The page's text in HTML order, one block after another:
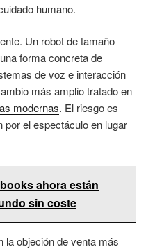
humano.
Un robot de tamaño
forma concreta de
de voz e interacción
más amplio tratado en
modernas. El riesgo es
el espectáculo en lugar
ahora están
sin coste
la objeción de venta más